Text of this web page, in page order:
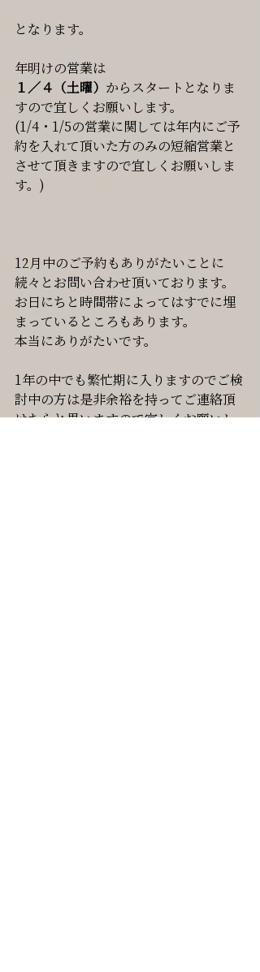
となります。
年明けの営業は
１／４（土曜） からスタートとなりま
すので宜しくお願いします。
(1/4・1/5の営業に関しては年内にご予
約を入れて頂いた方のみの短縮営業と
させて頂きますので宜しくお願いしま
す。)
12月中のご予約もありがたいことに
続々とお問い合わせ頂いております。
お日にちと時間帯によってはすでに埋
まっているところもあります。
本当にありがたいです。
1年の中でも繁忙期に入りますのでご検
討中の方は是非余裕を持ってご連絡頂
けたらと思いますので宜しくお願いし